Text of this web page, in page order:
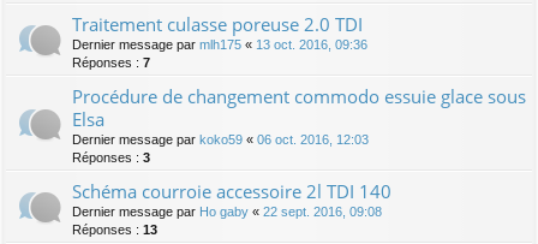
Traitement culasse poreuse 2.0 TDI
Dernier message par mlh175 « 13 oct. 2016, 09:36
Réponses : 7
Procédure de changement commodo essuie glace sous
Elsa
Dernier message par koko59 « 06 oct. 2016, 12:03
Réponses : 3
Schéma courroie accessoire 2l TDI 140
Dernier message par Ho gaby « 22 sept. 2016, 09:08
Réponses : 13